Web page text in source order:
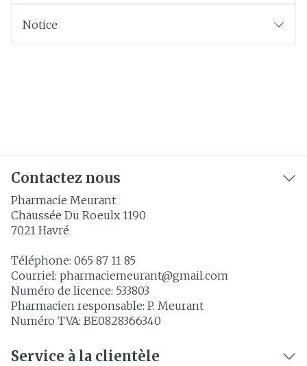
Notice
Contactez nous
Pharmacie Meurant
Chaussée Du Roeulx 1190
7021 Havré
Téléphone: 065 87 11 85
Courriel: pharmaciemeurant@gmail.com
Numéro de licence: 533803
Pharmacien responsable: P. Meurant
Numéro TVA: BE0828366340
Service à la clientèle